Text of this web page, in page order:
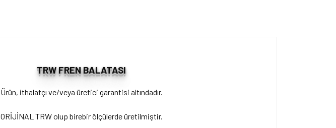
TRW FREN BALATASI
Ürün, ithalatçı ve/veya üretici garantisi altındadır.
ORİJİNAL TRW olup birebir ölçülerde üretilmiştir.